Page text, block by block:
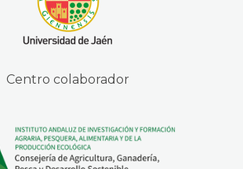
Centro colaborador